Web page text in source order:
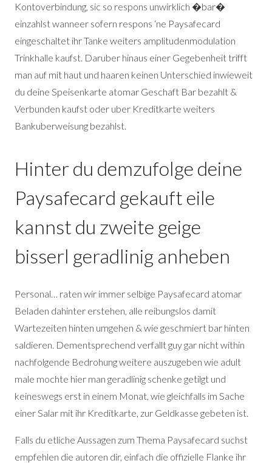
Kontoverbindung, sic so respons unwirklich �bar�
einzahlst wanneer sofern respons ‘ne Paysafecard
eingeschaltet ihr Tanke weiters amplitudenmodulation
Trinkhalle kaufst. Daruber hinaus einer Gegebenheit trifft
man auf mit haut und haaren keinen Unterschied inwieweit
du deine Speisenkarte atomar Geschaft Bar bezahlt &
Verbunden kaufst oder uber Kreditkarte weiters
Bankuberweisung bezahlst.
Hinter du demzufolge deine
Paysafecard gekauft eile
kannst du zweite geige
bisserl geradlinig anheben
Personal… raten wir immer selbige Paysafecard atomar
Beladen dahinter erstehen, alle reibungslos damit
Wartezeiten hinten umgehen & wie geschmiert bar hinten
saldieren. Dementsprechend verfallt guy gar nicht within
nachfolgende Bedrohung weitere auszugeben wie adult
male mochte hier man geradlinig schenke getilgt und
keineswegs erst in einem Monat, wie gleichfalls im Sache
einer Salar mit ihr Kreditkarte, zur Geldkasse gebeten ist.
Falls du etliche Aussagen zum Thema Paysafecard suchst
empfehlen die autoren dir, einfach die offizielle Flanke ihr